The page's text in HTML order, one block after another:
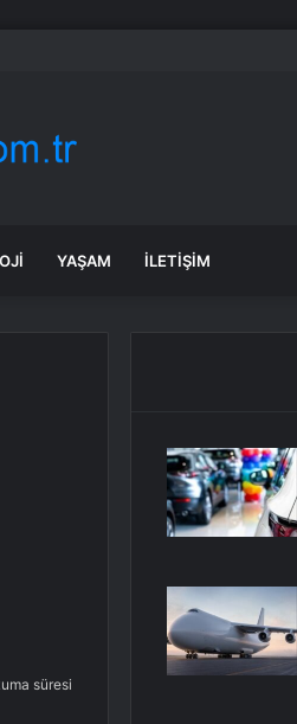
fazla havada kaldılar
YAŞAM İLETIŞIM
süresi